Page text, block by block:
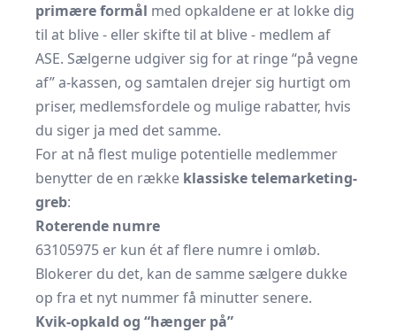
primære formål med opkaldene er at lokke dig
til at blive - eller skifte til at blive - medlem af
ASE. Sælgerne udgiver sig for at ringe “på vegne
af” a-kassen, og samtalen drejer sig hurtigt om
priser, medlemsfordele og mulige rabatter, hvis
du siger ja med det samme.
For at nå flest mulige potentielle medlemmer
benytter de en række klassiske telemarketing-
greb:
Roterende numre
63105975 er kun ét af flere numre i omløb.
Blokerer du det, kan de samme sælgere dukke
op fra et nyt nummer få minutter senere.
Kvik-opkald og “hænger på”